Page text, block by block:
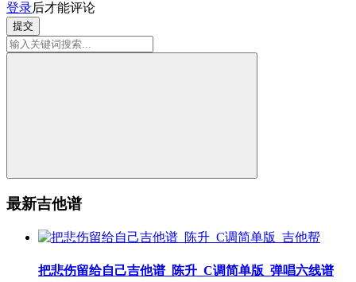
登录后才能评论
提交
最新吉他谱
把悲伤留给自己吉他谱_陈升_C调简单版_弹唱六线谱